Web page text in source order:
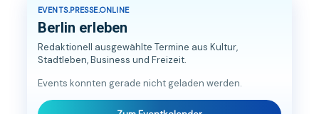
EVENTS.PRESSE.ONLINE
Berlin erleben
Redaktionell ausgewählte Termine aus Kultur,
Stadtleben, Business und Freizeit.
Events konnten gerade nicht geladen werden.